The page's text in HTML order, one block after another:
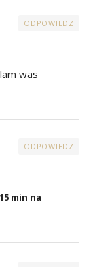
ODPOWIEDZ
was
ODPOWIEDZ
min na